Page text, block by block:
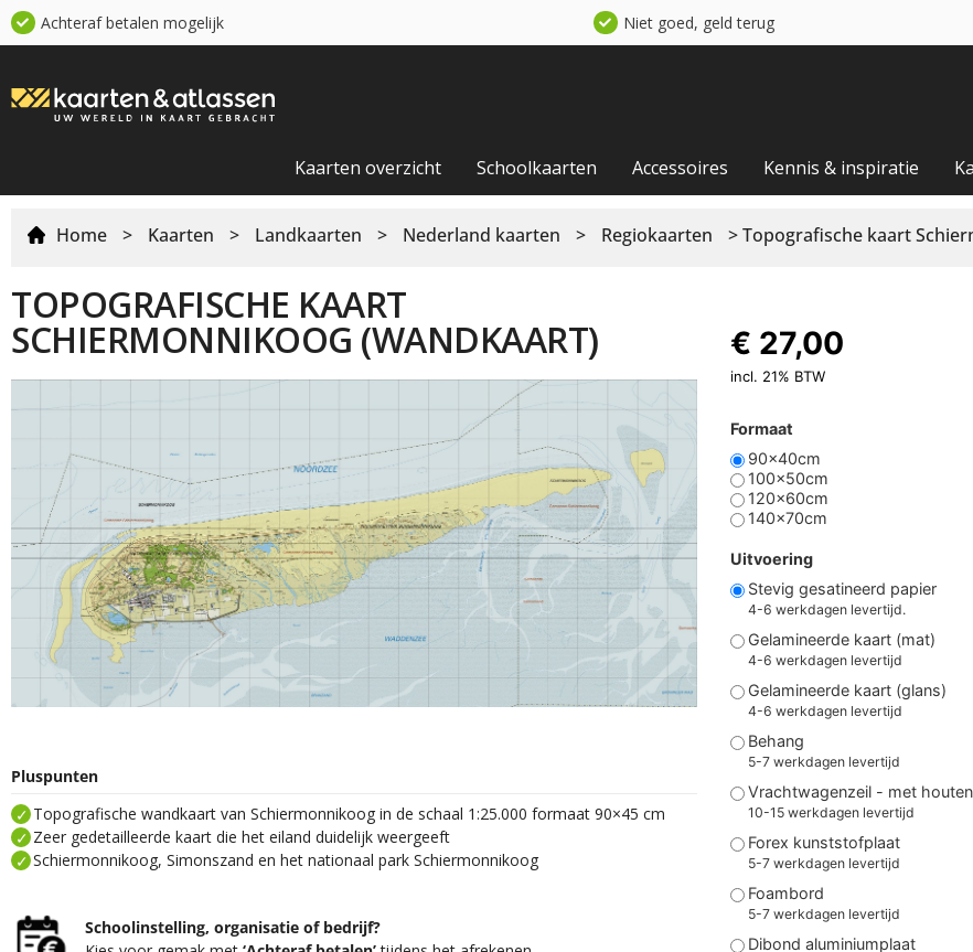
Achteraf betalen mogelijk Niet goed, geld terug
Kaarten overzicht Schoolkaarten Accessoires Kennis & inspiratie
Home > Kaarten > Landkaarten > Nederland kaarten > Regiokaarten > Topografische kaart
TOPOGRAFISCHE KAART
SCHIERMONNIKOOG (WANDKAART)
Pluspunten
Topografische wandkaart van Schiermonnikoog in de schaal 1:25.000 formaat 90×45 cm
Zeer gedetailleerde kaart die het eiland duidelijk weergeeft
Schiermonnikoog, Simonszand en het nationaal park Schiermonnikoog
Schoolinstelling, organisatie of bedrijf?
Formaat
90x40cm
100x50cm
120x60cm
140x70cm
Uitvoering
Stevig gesatineerd papier
4-6 werkdagen levertijd.
Gelamineerde kaart (mat)
4-6 werkdagen levertijd
Gelamineerde kaart (glans)
4-6 werkdagen levertijd
Behang
5-7 werkdagen levertijd
Vrachtwagenzeil - met
10-15 werkdagen levertijd
Forex kunststofplaat
5-7 werkdagen levertijd
Foambord
5-7 werkdagen levertijd
Dibond aluminiumplaat
€ 27,00
incl. 21% BTW